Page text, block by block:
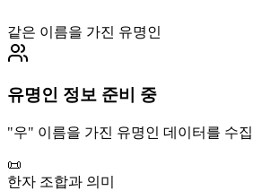
같은 이름을 가진 유명인
유명인 정보 준비 중
"우" 이름을 가진 유명인 데이터를 수
📜
한자 조합과 의미